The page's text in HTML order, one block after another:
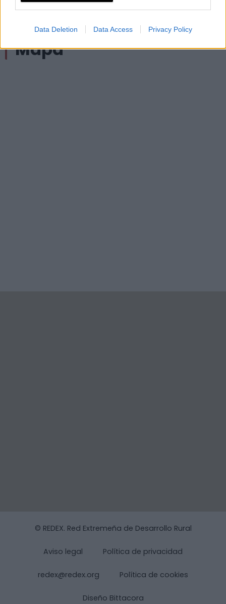
Data Deletion Data Access Privacy Policy
PR-CC 38 Pista Heidi
Mapa
© REDEX. Red Extremeña de Desarrollo Rural
Aviso legal Política de privacidad
redex@redex.org Política de cookies
Diseño Bittacora